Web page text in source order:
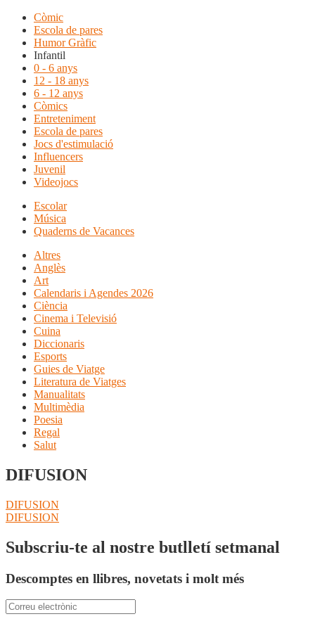
Còmic
Escola de pares
Humor Gràfic
Infantil
0 - 6 anys
12 - 18 anys
6 - 12 anys
Còmics
Entreteniment
Escola de pares
Jocs d'estimulació
Influencers
Juvenil
Videojocs
Escolar
Música
Quaderns de Vacances
Altres
Anglès
Art
Calendaris i Agendes 2026
Ciència
Cinema i Televisió
Cuina
Diccionaris
Esports
Guies de Viatge
Literatura de Viatges
Manualitats
Multimèdia
Poesia
Regal
Salut
DIFUSION
Navegació
d'entrades
Entrada
anterior:
DIFUSION
Pròxima
DIFUSION
Subscriu-te al nostre butlletí setmanal
Descomptes en llibres, novetats i molt més